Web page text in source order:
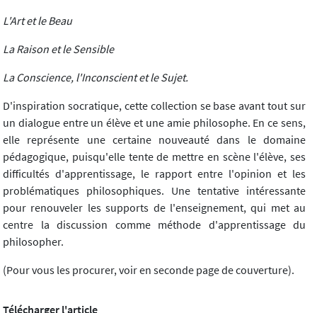
L'Art et le Beau
La Raison et le Sensible
La Conscience, l'Inconscient et le Sujet.
D'inspiration socratique, cette collection se base avant tout sur
un dialogue entre un élève et une amie philosophe. En ce sens,
elle représente une certaine nouveauté dans le domaine
pédagogique, puisqu'elle tente de mettre en scène l'élève, ses
difficultés d'apprentissage, le rapport entre l'opinion et les
problématiques philosophiques. Une tentative intéressante
pour renouveler les supports de l'enseignement, qui met au
centre la discussion comme méthode d'apprentissage du
philosopher.
(Pour vous les procurer, voir en seconde page de couverture).
Télécharger l'article